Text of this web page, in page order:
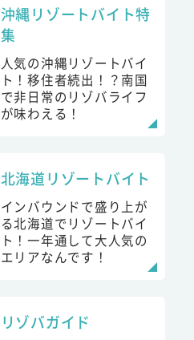
沖縄リゾートバイト特
集
人気の沖縄リゾートバイ
ト！移住者続出！？南国
で非日常のリゾバライフ
が味わえる！
北海道リゾートバイト
インバウンドで盛り上が
る北海道でリゾートバイ
ト！一年通して大人気の
エリアなんです！
リゾバガイド